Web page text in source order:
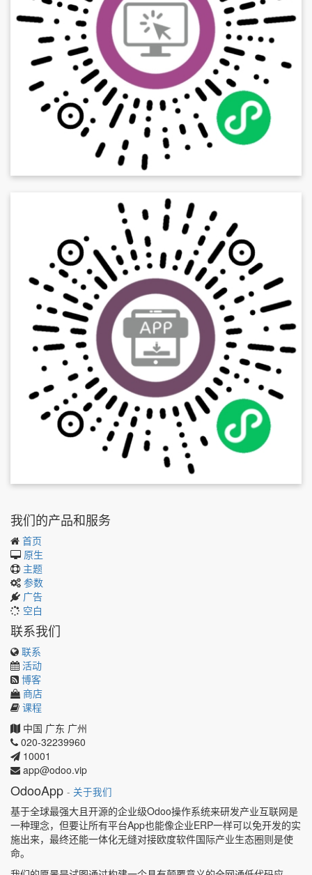
我们的产品和服务
首页
原生
主题
参数
广告
空白
联系我们
联系
活动
博客
商店
课程
中国 广东 广州
020-32239960
10001
app@odoo.vip
OdooApp - 关于我们
基于全球最强大且开源的企业级Odoo操作系统来研发产业互联网是
一种理念，但要让所有平台App也能像企业ERP一样可以免开发的实
施出来，最终还能一体化无缝对接欧度软件国际产业生态圈则是使
命。